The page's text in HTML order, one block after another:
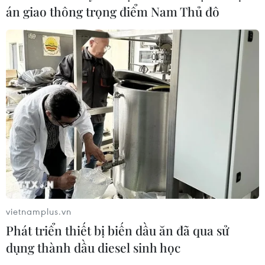
tại trường học ở Nonthaburi
07/08/2026 05:12
Nghệ nhân Đặng Văn Hậu
thổi sức sống mới cho nghệ thuật tò
he truyền thống
07/08/2026 03:19
Sập công trình tại Cuba khiến 2
người tử vong
Syria: Nổ xe buýt gần thủ đô
án giao thông trọng điểm Nam Thủ đô
vietnamplus.vn
Phát triển thiết bị biến dầu ăn đã qua sử
dụng thành dầu diesel sinh học